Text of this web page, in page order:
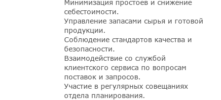
Минимизация простоев и снижение
себестоимости.
Управление запасами сырья и готовой
продукции.
Соблюдение стандартов качества и
безопасности.
Взаимодействие со службой
клиентского сервиса по вопросам
поставок и запросов.
Участие в регулярных совещаниях
отдела планирования.